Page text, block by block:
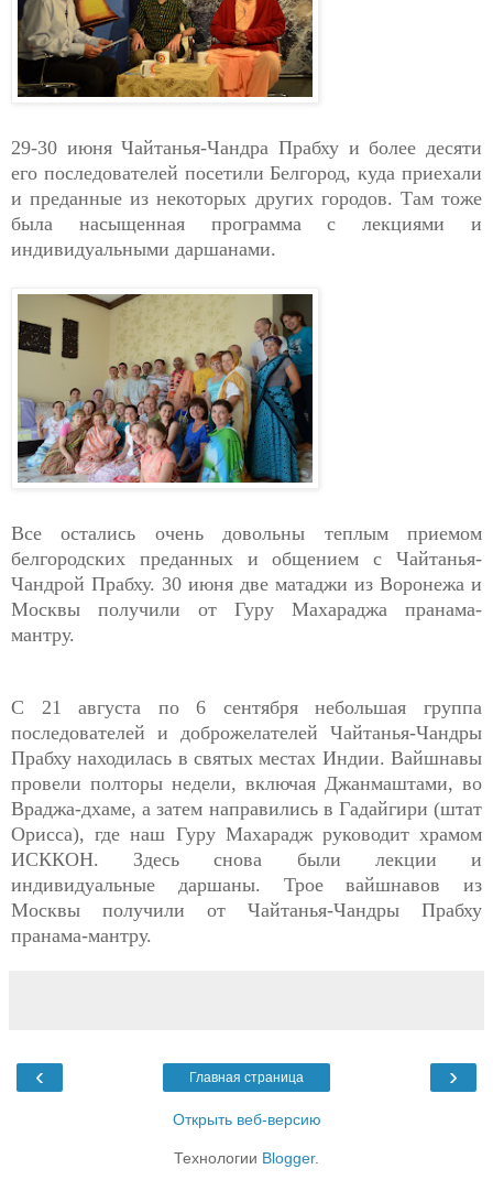
29-30 июня Чайтанья-Чандра Прабху и более десяти
его последователей посетили Белгород, куда приехали
и преданные из некоторых других городов. Там тоже
была насыщенная программа с лекциями и
индивидуальными даршанами.
Все остались очень довольны теплым приемом
белгородских преданных и общением с Чайтанья-
Чандрой Прабху. 30 июня две матаджи из Воронежа и
Москвы получили от Гуру Махараджа пранама-
мантру.
С 21 августа по 6 сентября небольшая группа
последователей и доброжелателей Чайтанья-Чандры
Прабху находилась в святых местах Индии. Вайшнавы
провели полторы недели, включая Джанмаштами, во
Враджа-дхаме, а затем направились в Гадайгири (штат
Орисса), где наш Гуру Махарадж руководит храмом
ИСККОН. Здесь снова были лекции и
индивидуальные даршаны. Трое вайшнавов из
Москвы получили от Чайтанья-Чандры Прабху
пранама-мантру.
‹ ›
Главная страница
Открыть веб-версию
Технологии Blogger.